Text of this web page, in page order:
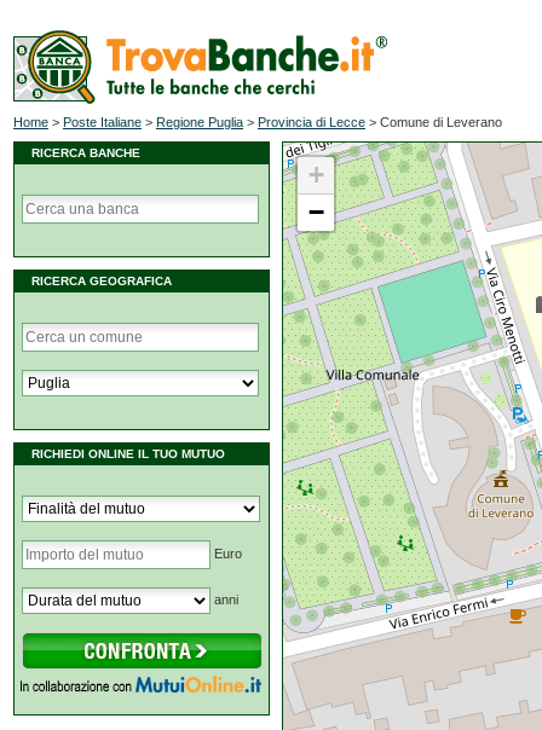
Home > Poste Italiane > Regione Puglia > Provincia di Lecce > Comune di Leverano
RICERCA BANCHE
RICERCA GEOGRAFICA
RICHIEDI ONLINE IL TUO MUTUO
Euro
anni
+
−